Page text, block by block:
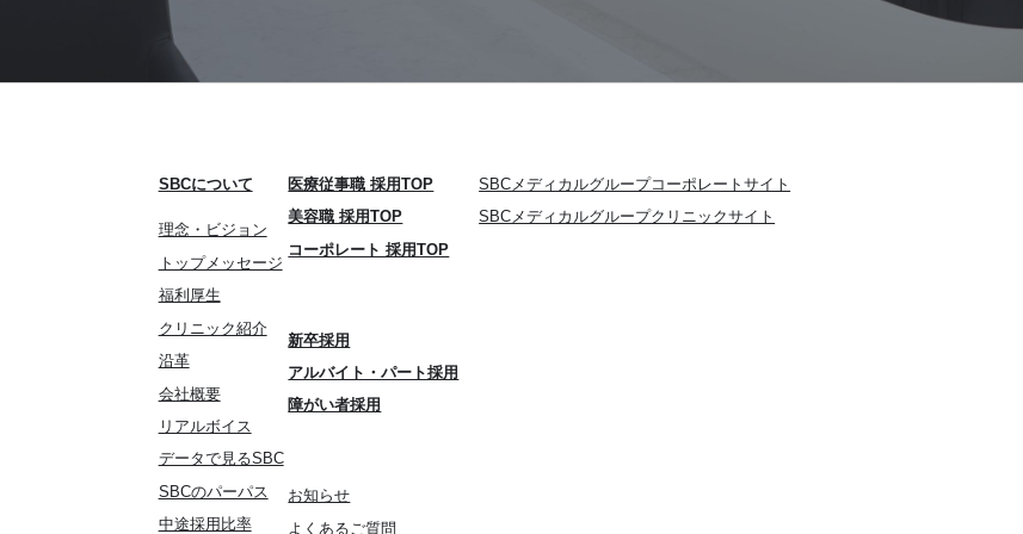
SBCについて
理念・ビジョン
トップメッセージ
福利厚生
クリニック紹介
沿革
会社概要
リアルボイス
データで見るSBC
SBCのパーパス
中途採用比率
医療従事職 採用TOP
美容職 採用TOP
コーポレート 採用TOP
新卒採用
アルバイト・パート採用
障がい者採用
お知らせ
よくあるご質問
SBCメディカルグループコーポレートサイト
SBCメディカルグループクリニックサイト